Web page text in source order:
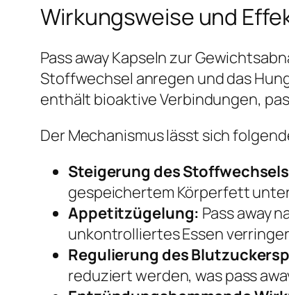
Wirkungsweise und
Pass away Kapseln zur
Stoffwechsel anregen und das
enthält bioaktive Verbindungen,
Der Mechanismus lässt sich
Steigerung des
gespeichertem Körperfett
Appetitzügelung: Pass away
unkontrolliertes Essen
Regulierung des
reduziert werden, was pass